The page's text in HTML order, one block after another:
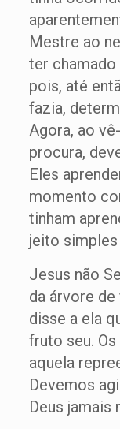
Mestre ao
ter
pois, até
fazia,
Agora, ao
procura,
Eles
momento
tinham
jeito
Jesus não
da árvore
disse a ela
fruto seu.
aquela
Devemos
Deus jamais